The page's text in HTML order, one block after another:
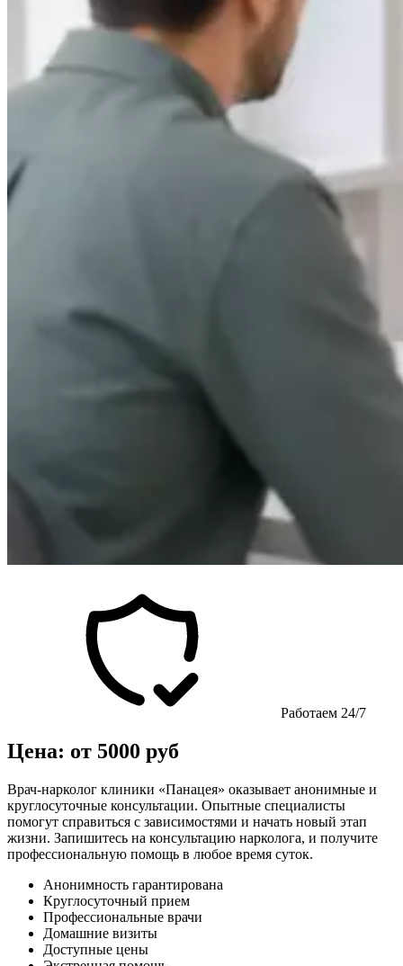
Работаем 24/7
Цена: от 5000 руб
Врач-нарколог клиники «Панацея» оказывает анонимные и
круглосуточные консультации. Опытные специалисты
помогут справиться с зависимостями и начать новый этап
жизни. Запишитесь на консультацию нарколога, и получите
профессиональную помощь в любое время суток.
Анонимность гарантирована
Круглосуточный прием
Профессиональные врачи
Домашние визиты
Доступные цены